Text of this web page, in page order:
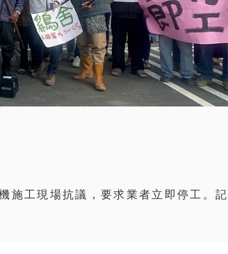
施工現場抗議，要求業者立即停工。記